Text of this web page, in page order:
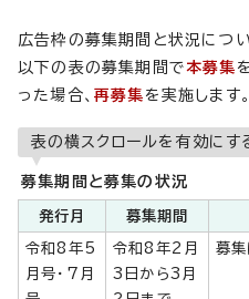
広告枠の募集期間と状況につ
以下の表の募集期間で本募集
った場合、 再募集 を実施します。
表の横スクロールを有効にす
募集期間と募集の状況
発行月 募集期間
令和8年5
月号・7月
令和8年2月
3日から3月
募集